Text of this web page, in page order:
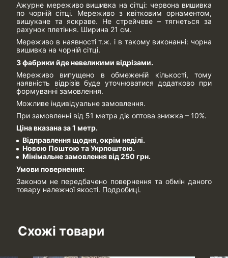
Ажурне мереживо вишивка на сітці: червона вишивка
по чорній сітці. Мереживо з квітковим орнаментом,
вишукане та яскраве. Не стрейчеве – тягнеться за
рахунок плетіння. Ширина 21 см.
Мереживо в наявності т.ж. і в такому виконанні: чорна
вишивка на чорній сітці.
З фабрики йде невеликими відрізами.
Мереживо випущено в обмеженій кількості, тому
наявність відрізів буде уточнюватися додатково при
формуванні замовлення.
Можливе індивідуальне замовлення.
При замовленні від 51 метра діє оптова знижка – 10%.
Ціна вказана за 1 метр.
Відправлення щодня, окрім неділі.
Новою Поштою та Укрпоштою.
Мінімальне замовлення від 250 грн.
Умови повернення:
Законом не передбачено повернення та обмін даного
товару належної якості. Подробиці.
Схожі товари